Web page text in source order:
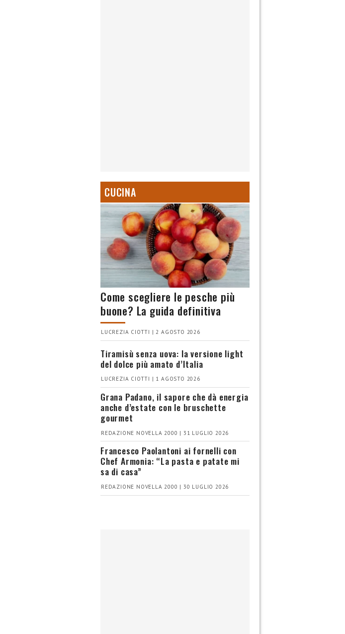
CUCINA
Come scegliere le pesche più
buone? La guida definitiva
LUCREZIA CIOTTI | 2 AGOSTO 2026
Tiramisù senza uova: la versione light
del dolce più amato d’Italia
LUCREZIA CIOTTI | 1 AGOSTO 2026
Grana Padano, il sapore che dà energia
anche d’estate con le bruschette
gourmet
REDAZIONE NOVELLA 2000 | 31 LUGLIO 2026
Francesco Paolantoni ai fornelli con
Chef Armonia: “La pasta e patate mi
sa di casa”
REDAZIONE NOVELLA 2000 | 30 LUGLIO 2026